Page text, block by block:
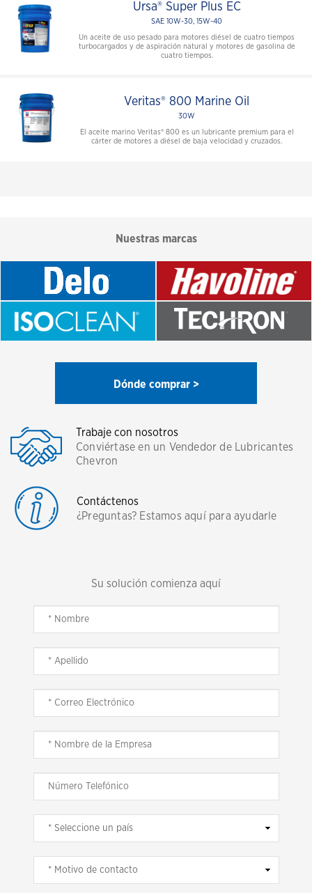
Ursa® Super Plus EC
SAE 10W-30, 15W-40
Un aceite de uso pesado para motores diésel de cuatro tiempos
turbocargados y de aspiración natural y motores de gasolina de
cuatro tiempos.
Veritas® 800 Marine Oil
30W
El aceite marino Veritas® 800 es un lubricante premium para el
cárter de motores a diésel de baja velocidad y cruzados.
Nuestras marcas
Dónde comprar >
Trabaje con nosotros
Conviértase en un Vendedor de Lubricantes
Chevron
Contáctenos
¿Preguntas? Estamos aquí para ayudarle
Su solución comienza aquí